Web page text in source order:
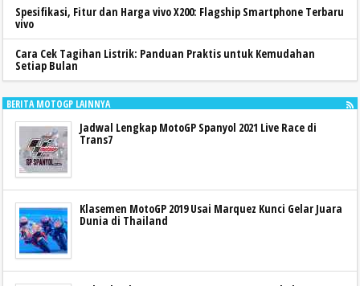
Spesifikasi, Fitur dan Harga vivo X200: Flagship Smartphone Terbaru
vivo
Cara Cek Tagihan Listrik: Panduan Praktis untuk Kemudahan
Setiap Bulan
BERITA MOTOGP LAINNYA
Jadwal Lengkap MotoGP Spanyol 2021 Live Race di
Trans7
Klasemen MotoGP 2019 Usai Marquez Kunci Gelar Juara
Dunia di Thailand